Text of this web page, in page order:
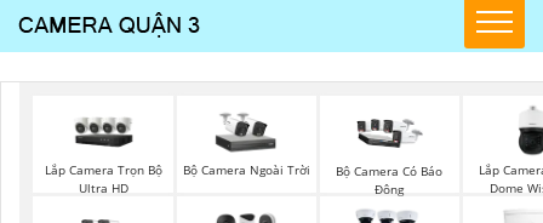
Lắp Camera Trọn Bộ
Ultra HD
Bộ Camera Ngoài Trời
Bộ Camera Có Báo
Đông
Lắp
Dome